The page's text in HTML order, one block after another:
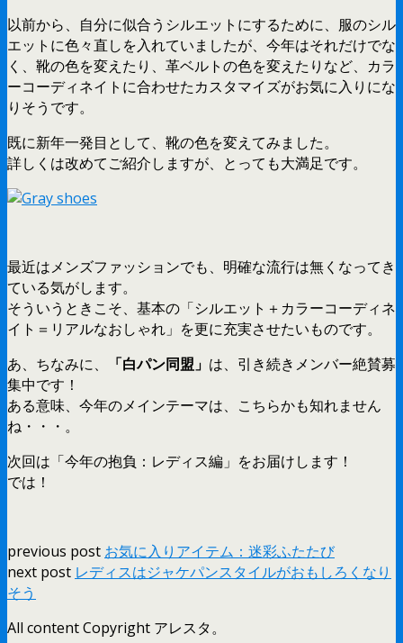
以前から、自分に似合うシルエットにするために、服のシル
エットに色々直しを入れていましたが、今年はそれだけでな
く、靴の色を変えたり、革ベルトの色を変えたりなど、カラ
ーコーディネイトに合わせたカスタマイズがお気に入りにな
りそうです。
既に新年一発目として、靴の色を変えてみました。
詳しくは改めてご紹介しますが、とっても大満足です。
最近はメンズファッションでも、明確な流行は無くなってき
ている気がします。
そういうときこそ、基本の「シルエット＋カラーコーディネ
イト＝リアルなおしゃれ」を更に充実させたいものです。
あ、ちなみに、
「白パン同盟」 は、引き続きメンバー絶賛募
集中です！
ある意味、今年のメインテーマは、こちらかも知れません
ね・・・。
次回は「今年の抱負：レディス編」をお届けします！
では！
previous post お気に入りアイテム：迷彩ふたたび
next post レディスはジャケパンスタイルがおもしろくなり
そう
All content Copyright アレスタ。